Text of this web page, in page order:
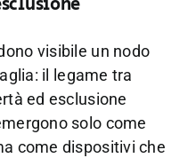
visibile un nodo
il legame tra
ed esclusione
solo come
come dispositivi che